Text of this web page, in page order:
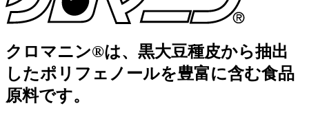
クロマニン®は、黒大豆種皮から抽出
したポリフェノールを豊富に含む食品
原料です。